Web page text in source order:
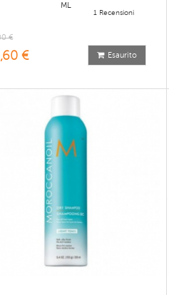
ML
1 Recensioni
€
€ Esaurito